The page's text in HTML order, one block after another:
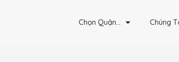
Chọn Quận… Chúng